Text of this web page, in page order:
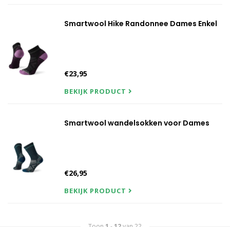
Smartwool Hike Randonnee Dames Enkel
€23,95
BEKIJK PRODUCT
Smartwool wandelsokken voor Dames
€26,95
BEKIJK PRODUCT